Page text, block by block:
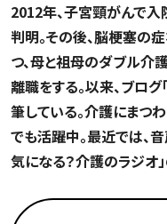
2012年、子宮頸がんで入
判明。その後、脳梗塞の
つ、母と祖母のダブル介
離職をする。以来、ブロ
筆している。介護にまつ
でも活躍中。最近では、
気になる？介護のラジオ